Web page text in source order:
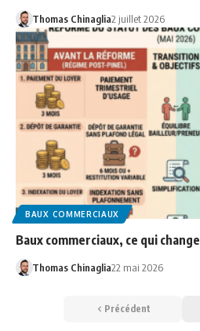
Thomas Chinaglia2 juillet 2026
BAUX COMMERCIAUX
Baux commerciaux, ce qui change
Thomas Chinaglia22 mai 2026
Précédent